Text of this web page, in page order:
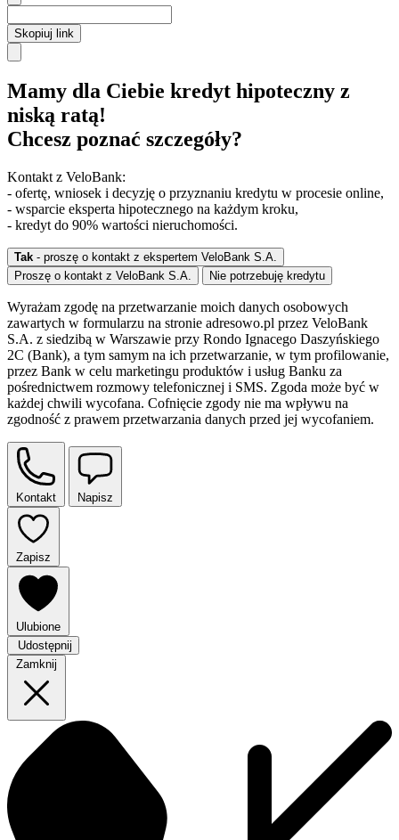
Skopiuj link
Mamy dla Ciebie kredyt hipoteczny z
niską ratą!
Chcesz poznać szczegóły?
Kontakt z VeloBank:
- ofertę, wniosek i decyzję o przyznaniu kredytu w procesie online,
- wsparcie eksperta hipotecznego na każdym kroku,
- kredyt do 90% wartości nieruchomości.
Tak - proszę o kontakt z ekspertem VeloBank S.A.
Proszę o kontakt z VeloBank S.A.
Nie potrzebuję kredytu
Wyrażam zgodę na przetwarzanie moich danych osobowych
zawartych w formularzu na stronie adresowo.pl przez VeloBank
S.A. z siedzibą w Warszawie przy Rondo Ignacego Daszyńskiego
2C (Bank), a tym samym na ich przetwarzanie, w tym profilowanie,
przez Bank w celu marketingu produktów i usług Banku za
pośrednictwem rozmowy telefonicznej i SMS. Zgoda może być w
każdej chwili wycofana. Cofnięcie zgody nie ma wpływu na
zgodność z prawem przetwarzania danych przed jej wycofaniem.
Kontakt Napisz
Zapisz
Ulubione
Udostępnij
Zamknij